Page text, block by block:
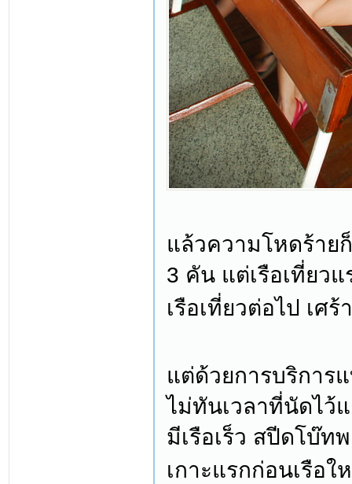
แล้วความโหดร้าย
3 คัน แต่เรือเที่ยว
เรือเที่ยวต่อไป เศ
แต่ด้วยการบริการ
ไม่ทันเวลาที่นัดไว้
มีเรือเร็ว สปีดโบ๊ท
เกาะแรกก่อนเรือ